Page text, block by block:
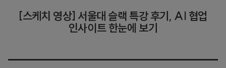
[스케치 영상] 서울대 슬랙 특강 후기, AI 협업
인사이트 한눈에 보기